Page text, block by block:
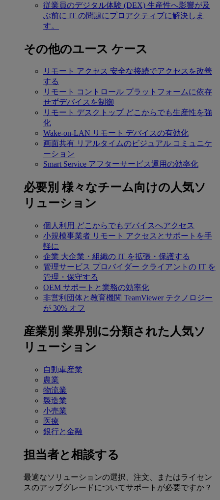
従業員のデジタル体験 (DEX) 生産性へ影響が及
ぶ前に IT の問題にプロアクティブに解決しま
す。
その他のユース ケース
リモート アクセス 安全な接続でアクセスを改善
する
リモート コントロール プラットフォームに依存
せずデバイスを制御
リモート デスクトップ どこからでも生産性を強
化
Wake-on-LAN リモート デバイスの有効化
画面共有 リアルタイムのビジュアル コミュニケ
ーション
Smart Service アフターサービス運用の効率化
必要別 様々なチーム向けの人気ソ
リューション
個人利用 どこからでもデバイスへアクセス
小規模事業者 リモート アクセスとサポートを手
軽に
企業 大企業・組織の IT を拡張・保護する
管理サービス プロバイダー クライアントの IT を
管理・保守する
OEM サポートと業務の効率化
非営利団体と教育機関 TeamViewer テクノロジー
が 30% オフ
産業別 業界別に分類された人気ソ
リューション
自動車産業
農業
物流業
製造業
小売業
医療
銀行と金融
担当者と相談する
最適なソリューションの選択、注文、またはライセン
スのアップグレードについてサポートが必要ですか？